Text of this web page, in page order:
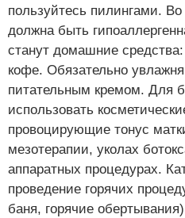
пользуйтесь пилингами.
должна быть
станут домашние
кофе. Обязательно
питательным кремом. Для
использовать
провоцирующие тонус
мезотерапии, уколах
аппаратных процедурах.
проведение горячих
баня, горячие